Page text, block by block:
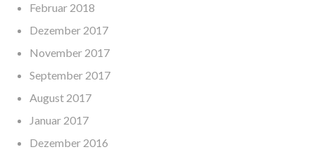
Februar 2018
Dezember 2017
November 2017
September 2017
August 2017
Januar 2017
Dezember 2016